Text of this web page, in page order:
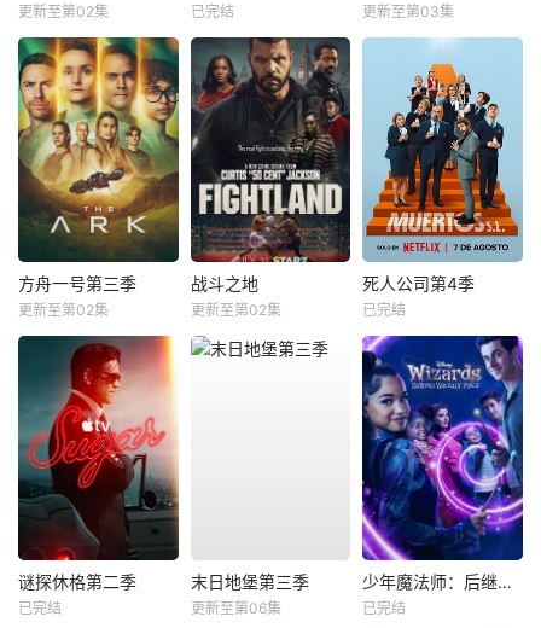
更新至第02集 已完结 更新至第03集
方舟一号第三季
更新至第02集
战斗之地
更新至第02集
死人公司第4季
已完结
谜探休格第二季
已完结
末日地堡第三季
更新至第06集
少年魔法师：后继者第三季
已完结